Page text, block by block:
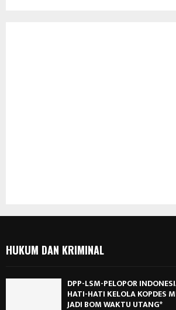
HUKUM DAN KRIMINAL
DPP-LSM-PELOPOR
HATI-HATI KELOLA KOPDES
JADI BOM WAKTU UTANG*